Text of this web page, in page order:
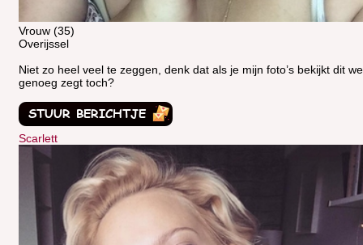
Vrouw (35)
Overijssel
Niet zo heel veel te zeggen, denk dat als je mijn foto’s bekijkt dit
genoeg zegt toch?
Scarlett